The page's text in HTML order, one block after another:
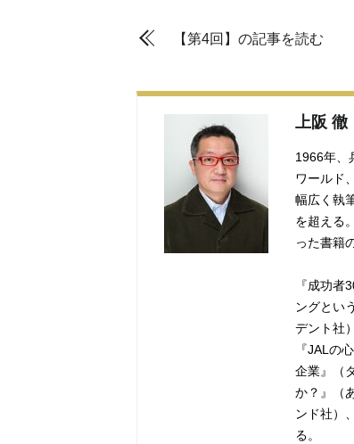
【第4回】の記事を読む
上阪 徹
1966年、
ワールド
幅広く執
を超える
った書籍
『成功
ングとい
デント社
『JALの
企業』（
か？』（
ンド社）
る。